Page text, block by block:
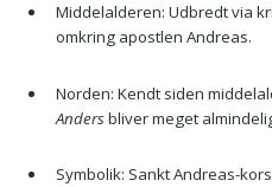
Middelalderen: Udbredt via
omkring apostlen Andreas.
Norden: Kendt siden
Andersbliver meget
Symbolik: Sankt Andreas-